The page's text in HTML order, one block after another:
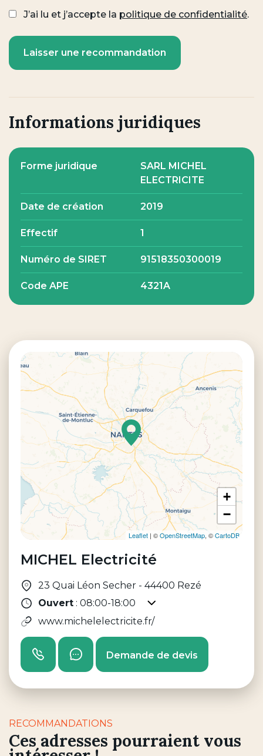
J’ai lu et j’accepte la politique de confidentialité.
Informations juridiques
Forme juridique
SARL MICHEL
ELECTRICITE
Date de création 2019
Effectif 1
Numéro de SIRET 91518350300019
Code APE 4321A
+
−
Leaflet | ©OpenStreetMap, ©CartoDB
MICHEL Electricité
23 Quai Léon Secher - 44400 Rezé
Ouvert : 08:00-18:00
Afficher les horaires
www.michelelectricite.fr/
AppelerEnvoyer un message
Demande de devis
RECOMMANDATIONS
Ces adresses pourraient vous